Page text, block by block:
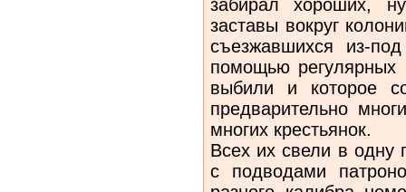
забирал хороших,
заставы вокруг
съезжавшихся из-
помощью регулярных
выбили и которое
предварительно
многих крестьянок.
Всех их свели в одну
с подводами